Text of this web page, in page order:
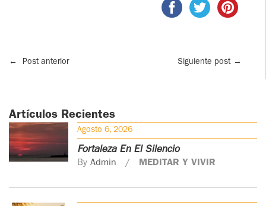
← Post anterior Siguiente post →
Artículos Recientes
Agosto 6, 2026
Fortaleza En El Silencio
By Admin MEDITAR Y VIVIR